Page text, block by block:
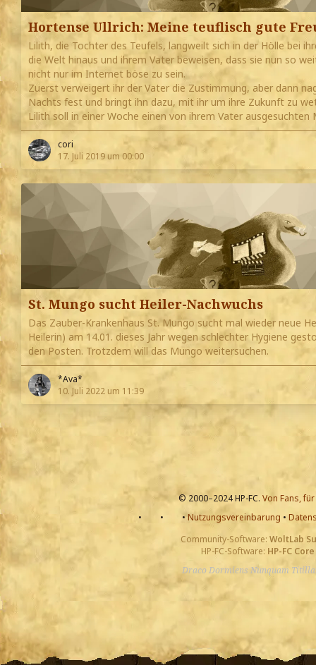
Hortense Ullrich: Meine teuflisch gute
Lilith, die Tochter des Teufels, langweilt sich in der Hölle bei
die Welt hinaus und ihrem Vater beweisen, dass sie nun so
nicht nur im Internet böse zu sein.
Zuerst verweigert ihr der Vater die Zustimmung, aber dann
Nachts fest und bringt ihn dazu, mit ihr um ihre Zukunft zu
Lilith soll in einer Woche einen von ihrem Vater
cori
17. Juli 2019 um 00:00
St. Mungo sucht Heiler-Nachwuchs
Das Zauber-Krankenhaus St. Mungo sucht mal wieder neue
Heilerin) am 14.01. dieses Jahr wegen schlechter Hygiene
den Posten. Trotzdem will das Mungo weitersuchen.
*Ava*
10. Juli 2022 um 11:39
© 2000–2024 HP-FC. Von Fans,
•
• • Nutzungsvereinbarung •
Community-Software: WoltLab
HP-FC-Software: HP-FC Core
Draco Dormiens Nunquam